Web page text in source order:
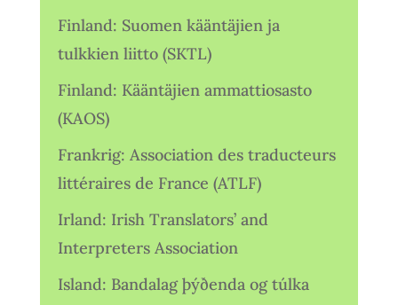
Finland: Suomen kääntäjien ja
tulkkien liitto (SKTL)
Finland: Kääntäjien ammattiosasto
(KAOS)
Frankrig: Association des traducteurs
littéraires de France (ATLF)
Irland: Irish Translators’ and
Interpreters Association
Island: Bandalag þýðenda og túlka